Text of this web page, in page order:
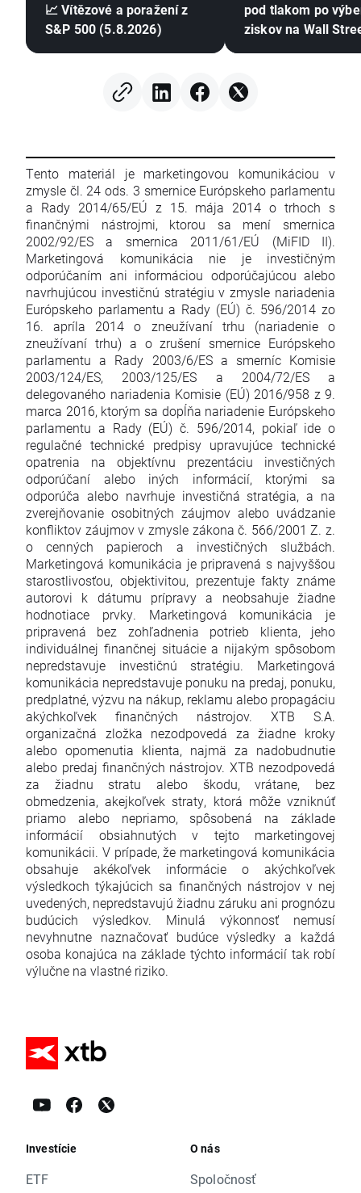
📈 Vítězové a poražení z
S&P 500 (5.8.2026)
pod tlakom po
ziskov na Wall
Tento materiál je marketingovou komunikáciou v
zmysle čl. 24 ods. 3 smernice Európskeho parlamentu
a Rady 2014/65/EÚ z 15. mája 2014 o trhoch s
finančnými nástrojmi, ktorou sa mení smernica
2002/92/ES a smernica 2011/61/EÚ (MiFID II).
Marketingová komunikácia nie je investičným
odporúčaním ani informáciou odporúčajúcou alebo
navrhujúcou investičnú stratégiu v zmysle nariadenia
Európskeho parlamentu a Rady (EÚ) č. 596/2014 zo
16. apríla 2014 o zneužívaní trhu (nariadenie o
zneužívaní trhu) a o zrušení smernice Európskeho
parlamentu a Rady 2003/6/ES a smerníc Komisie
2003/124/ES, 2003/125/ES a 2004/72/ES a
delegovaného nariadenia Komisie (EÚ) 2016/958 z 9.
marca 2016, ktorým sa dopĺňa nariadenie Európskeho
parlamentu a Rady (EÚ) č. 596/2014, pokiaľ ide o
regulačné technické predpisy upravujúce technické
opatrenia na objektívnu prezentáciu investičných
odporúčaní alebo iných informácií, ktorými sa
odporúča alebo navrhuje investičná stratégia, a na
zverejňovanie osobitných záujmov alebo uvádzanie
konfliktov záujmov v zmysle zákona č. 566/2001 Z. z.
o cenných papieroch a investičných službách.
Marketingová komunikácia je pripravená s najvyššou
starostlivosťou, objektivitou, prezentuje fakty známe
autorovi k dátumu prípravy a neobsahuje žiadne
hodnotiace prvky. Marketingová komunikácia je
pripravená bez zohľadnenia potrieb klienta, jeho
individuálnej finančnej situácie a nijakým spôsobom
nepredstavuje investičnú stratégiu. Marketingová
komunikácia nepredstavuje ponuku na predaj, ponuku,
predplatné, výzvu na nákup, reklamu alebo propagáciu
akýchkoľvek finančných nástrojov. XTB S.A.
organizačná zložka nezodpovedá za žiadne kroky
alebo opomenutia klienta, najmä za nadobudnutie
alebo predaj finančných nástrojov. XTB nezodpovedá
za žiadnu stratu alebo škodu, vrátane, bez
obmedzenia, akejkoľvek straty, ktorá môže vzniknúť
priamo alebo nepriamo, spôsobená na základe
informácií obsiahnutých v tejto marketingovej
komunikácii. V prípade, že marketingová komunikácia
obsahuje akékoľvek informácie o akýchkoľvek
výsledkoch týkajúcich sa finančných nástrojov v nej
uvedených, nepredstavujú žiadnu záruku ani prognózu
budúcich výsledkov. Minulá výkonnosť nemusí
nevyhnutne naznačovať budúce výsledky a každá
osoba konajúca na základe týchto informácií tak robí
výlučne na vlastné riziko.
Investície
ETF
O nás
Spoločnosť